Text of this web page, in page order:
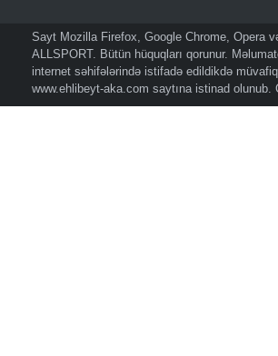
Sayt Mozilla Firefox, Google Chrome, Opera
ALLSPORT. Bütün hüquqları qorunur.
internet səhifələrində istifadə edildikdə
www.ehlibeyt-aka.com saytına istinad olunub.